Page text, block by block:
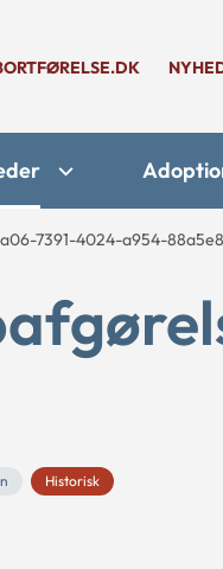
7391-4024-a954-
Historisk